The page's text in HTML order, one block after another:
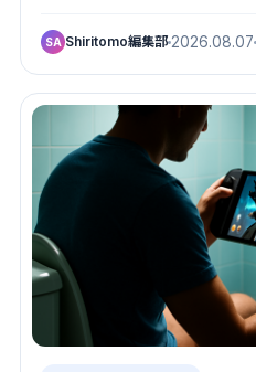
SA Shiritomo編集部 2026.08.07